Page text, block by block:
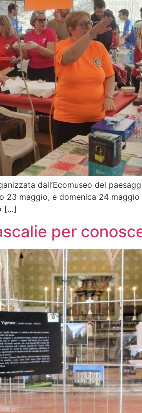
dall’Ecomuseo del
23 maggio, e domenica 24
[…]
per